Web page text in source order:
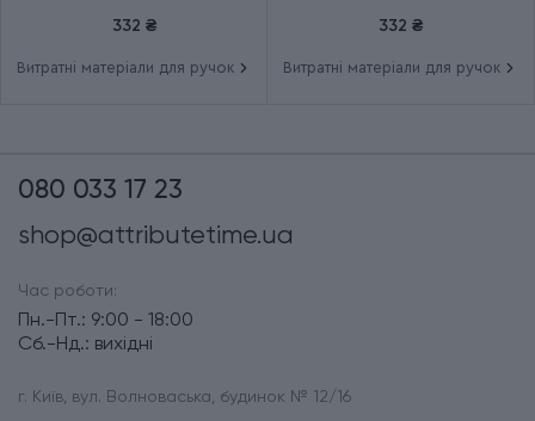
332 ₴
Витратні матеріали для ручок
332 ₴
Витратні матеріали для ручок
080 033 17 23
shop@attributetime.ua
Час роботи:
Пн.-Пт.: 9:00 - 18:00
Сб.-Нд.: вихідні
г. Київ, вул. Волноваська, будинок № 12/16